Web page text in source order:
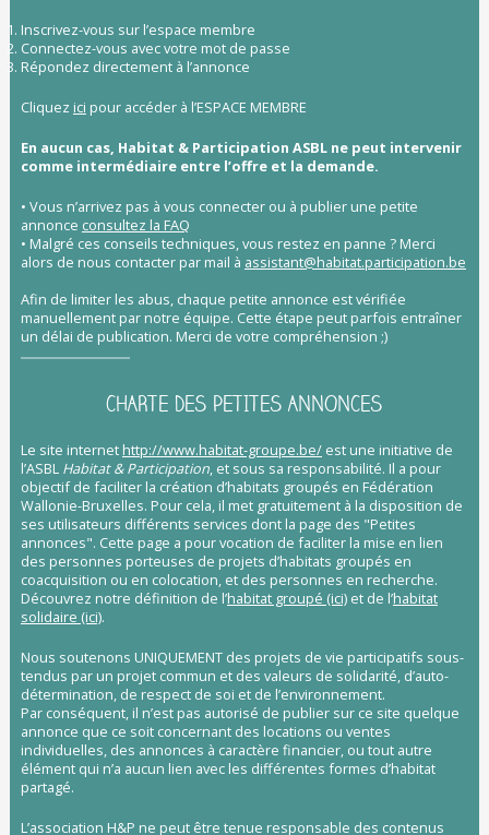
Inscrivez-vous sur l’espace membre
Connectez-vous avec votre mot de passe
Répondez directement à l’annonce
Cliquez ici pour accéder à l’ESPACE MEMBRE
En aucun cas, Habitat & Participation ASBL ne peut intervenir
comme intermédiaire entre l’offre et la demande.
• Vous n’arrivez pas à vous connecter ou à publier une petite
annonce consultez la FAQ
• Malgré ces conseils techniques, vous restez en panne ? Merci
alors de nous contacter par mail à assistant@habitat.participation.be
Afin de limiter les abus, chaque petite annonce est vérifiée
manuellement par notre équipe. Cette étape peut parfois entraîner
un délai de publication. Merci de votre compréhension ;)
CHARTE DES PETITES ANNONCES
Le site internet http://www.habitat-groupe.be/est une initiative de
l’ASBL Habitat & Participation, et sous sa responsabilité. Il a pour
objectif de faciliter la création d’habitats groupés en Fédération
Wallonie-Bruxelles. Pour cela, il met gratuitement à la disposition de
ses utilisateurs différents services dont la page des "Petites
annonces". Cette page a pour vocation de faciliter la mise en lien
des personnes porteuses de projets d’habitats groupés en
coacquisition ou en colocation, et des personnes en recherche.
Découvrez notre définition de l’habitat groupé (ici)et de l’habitat
solidaire (ici).
Nous soutenons UNIQUEMENT des projets de vie participatifs sous-
tendus par un projet commun et des valeurs de solidarité, d’auto-
détermination, de respect de soi et de l’environnement.
Par conséquent, il n’est pas autorisé de publier sur ce site quelque
annonce que ce soit concernant des locations ou ventes
individuelles, des annonces à caractère financier, ou tout autre
élément qui n’a aucun lien avec les différentes formes d’habitat
partagé.
L’association H&P ne peut être tenue responsable des contenus